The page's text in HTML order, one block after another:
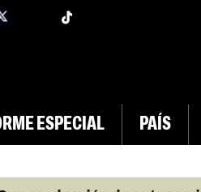
facebook
ESPECIAL PAÍS